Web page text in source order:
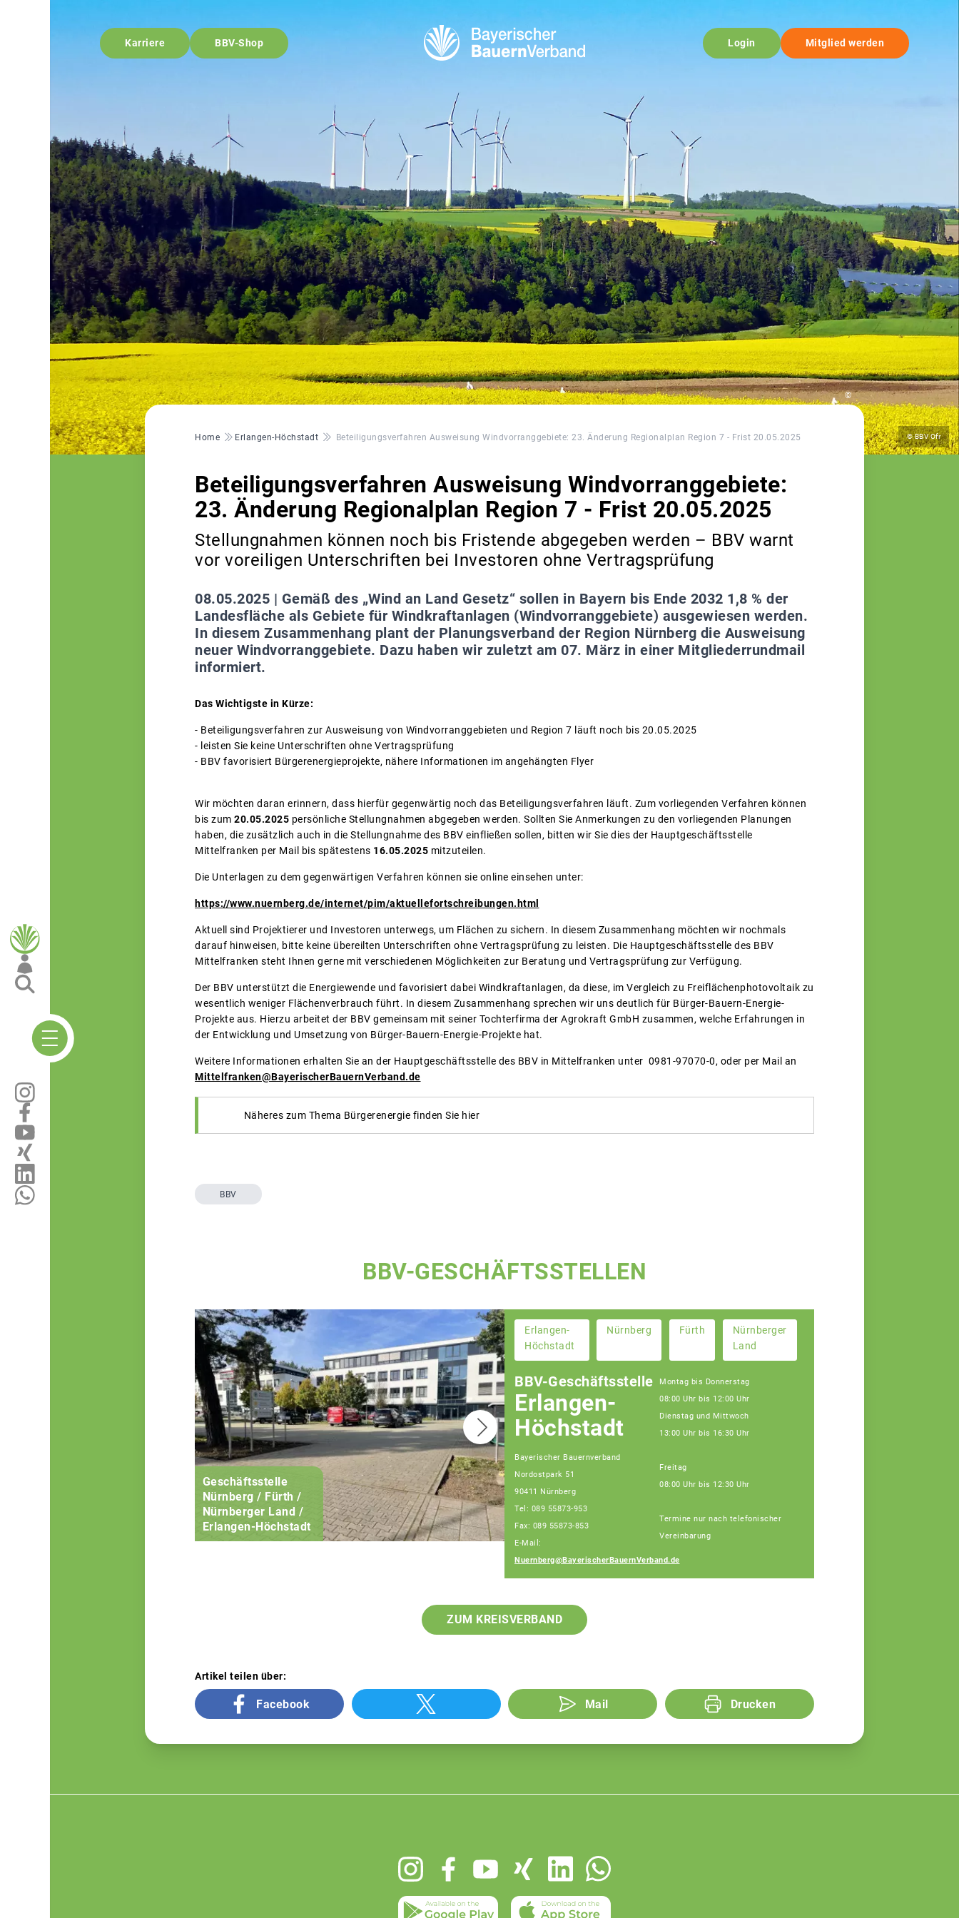
Karriere BBV-Shop Login Mitglied werden
© BBV Ofr
©
Pfadnavigation
Home Erlangen-Höchstadt Beteiligungsverfahren Ausweisung Windvorranggebiete: 23. Änderung Regionalplan Region 7 - Frist 20.05.2025
Beteiligungsverfahren Ausweisung Windvorranggebiete:
23. Änderung Regionalplan Region 7 - Frist 20.05.2025
Stellungnahmen können noch bis Fristende abgegeben werden – BBV warnt
vor voreiligen Unterschriften bei Investoren ohne Vertragsprüfung
08.05.2025 | Gemäß des „Wind an Land Gesetz“ sollen in Bayern bis Ende 2032 1,8 % der
Landesfläche als Gebiete für Windkraftanlagen (Windvorranggebiete) ausgewiesen werden.
In diesem Zusammenhang plant der Planungsverband der Region Nürnberg die Ausweisung
neuer Windvorranggebiete. Dazu haben wir zuletzt am 07. März in einer Mitgliederrundmail
informiert.
Das Wichtigste in Kürze:
- Beteiligungsverfahren zur Ausweisung von Windvorranggebieten und Region 7 läuft noch bis 20.05.2025
- leisten Sie keine Unterschriften ohne Vertragsprüfung
- BBV favorisiert Bürgerenergieprojekte, nähere Informationen im angehängten Flyer
Wir möchten daran erinnern, dass hierfür gegenwärtig noch das Beteiligungsverfahren läuft. Zum vorliegenden Verfahren können
bis zum 20.05.2025 persönliche Stellungnahmen abgegeben werden. Sollten Sie Anmerkungen zu den vorliegenden Planungen
haben, die zusätzlich auch in die Stellungnahme des BBV einfließen sollen, bitten wir Sie dies der Hauptgeschäftsstelle
Mittelfranken per Mail bis spätestens 16.05.2025 mitzuteilen.
Die Unterlagen zu dem gegenwärtigen Verfahren können sie online einsehen unter:
https://www.nuernberg.de/internet/pim/aktuellefortschreibungen.html
Aktuell sind Projektierer und Investoren unterwegs, um Flächen zu sichern. In diesem Zusammenhang möchten wir nochmals
darauf hinweisen, bitte keine übereilten Unterschriften ohne Vertragsprüfung zu leisten. Die Hauptgeschäftsstelle des BBV
Mittelfranken steht Ihnen gerne mit verschiedenen Möglichkeiten zur Beratung und Vertragsprüfung zur Verfügung.
Der BBV unterstützt die Energiewende und favorisiert dabei Windkraftanlagen, da diese, im Vergleich zu Freiflächenphotovoltaik zu
wesentlich weniger Flächenverbrauch führt. In diesem Zusammenhang sprechen wir uns deutlich für Bürger-Bauern-Energie-
Projekte aus. Hierzu arbeitet der BBV gemeinsam mit seiner Tochterfirma der Agrokraft GmbH zusammen, welche Erfahrungen in
der Entwicklung und Umsetzung von Bürger-Bauern-Energie-Projekte hat.
Weitere Informationen erhalten Sie an der Hauptgeschäftsstelle des BBV in Mittelfranken unter 0981-97070-0, oder per Mail an
Mittelfranken@BayerischerBauernVerband.de
Näheres zum Thema Bürgerenergie finden Sie hier
BBV
BBV-GESCHÄFTSSTELLEN
Geschäftsstelle
Nürnberg / Fürth /
Nürnberger Land /
Erlangen-Höchstadt
Christian Huber
Geschäftsführer
Geschäftsstelle
Nürnberg
Erlangen-
Höchstadt
Nürnberg Fürth
Nürnberger
Land
BBV-Geschäftsstelle
Erlangen-
Höchstadt
Bayerischer Bauernverband
Nordostpark 51
90411 Nürnberg
Tel: 089 55873-953
Fax: 089 55873-853
E-Mail:
Nuernberg@BayerischerBauernVerband.de
Montag bis Donnerstag
08:00 Uhr bis 12:00 Uhr
Dienstag und Mittwoch
13:00 Uhr bis 16:30 Uhr
Freitag
08:00 Uhr bis 12:30 Uhr
Termine nur nach telefonischer
Vereinbarung
ZUM KREISVERBAND
Artikel teilen über:
Facebook Mail Drucken